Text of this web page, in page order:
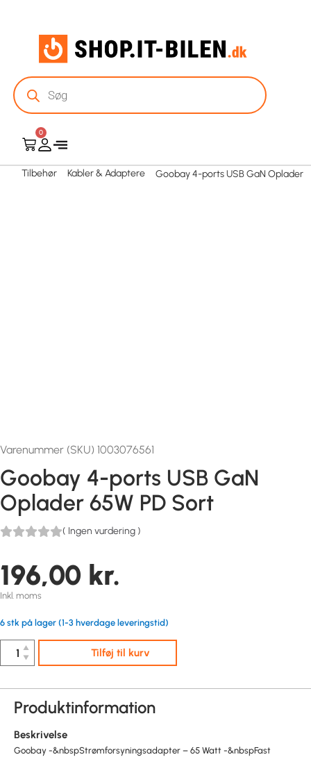
0
Tilbehør Kabler & Adaptere Goobay 4-ports USB GaN Oplader
Varenummer (SKU) 1003076561
Goobay 4-ports USB GaN
Oplader 65W PD Sort
( Ingen vurdering )
196,00 kr.
Inkl. moms
6 stk på lager (1-3 hverdage leveringstid)
▲
▼
Tilføj til kurv
Produktinformation
Beskrivelse
Goobay -&nbspStrømforsyningsadapter – 65 Watt -&nbspFast